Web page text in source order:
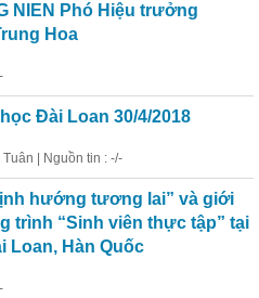
NIEN Phó Hiệu trưởng
Hoa
Đài Loan 30/4/2018
| Nguồn tin : -/-
hướng tương lai” và giới
trình “Sinh viên thực tập” tại
Loan, Hàn Quốc